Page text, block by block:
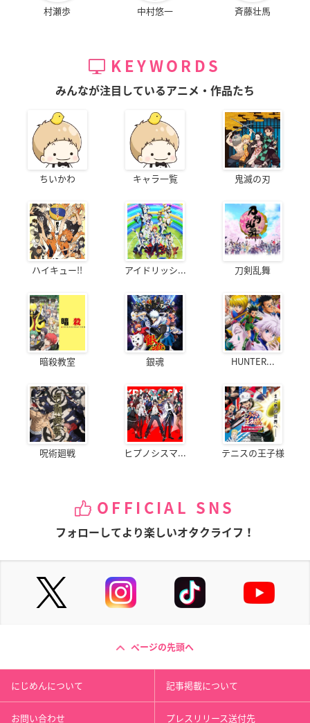
村瀬歩 中村悠一 斉藤壮馬
KEYWORDS
みんなが注目しているアニメ・作品たち
ちいかわ キャラ一覧 鬼滅の刃
ハイキュー!! アイドリッシ... 刀剣乱舞
暗殺教室 銀魂 HUNTER...
呪術廻戦 ヒプノシスマ... テニスの王子様
OFFICIAL SNS
フォローしてより楽しいオタクライフ！
ページの先頭へ
にじめんについて 記事掲載について
お問い合わせ プレスリリース送付先